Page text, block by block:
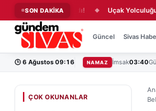
SON DAKİKA
Yankılandı! Uçak Yolculuğunda
Güncel Sivas
🕒 6 Ağustos 09:16 NAMAZ İmsak03:40
ÇOK OKUNANLAR